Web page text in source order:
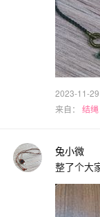
2023-11-29
来自： 结绳
兔小微
整了个大